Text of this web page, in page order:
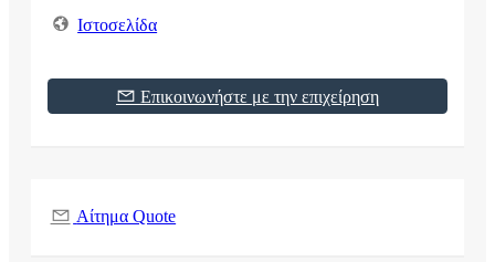
Ιστοσελίδα
Επικοινωνήστε με την επιχείρηση
Αίτημα Quote